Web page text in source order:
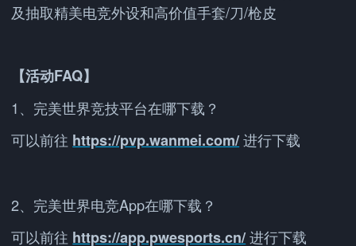
及抽取精美电竞外设和高价值手套/刀/枪皮
【活动FAQ】
1、完美世界竞技平台在哪下载？
可以前往 https://pvp.wanmei.com/进行下载
2、完美世界电竞App在哪下载？
可以前往 https://app.pwesports.cn/进行下载